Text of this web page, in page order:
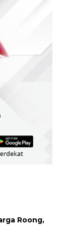
Roong,